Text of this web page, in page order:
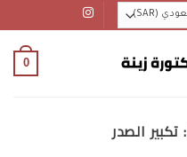
0
تكبير الصدر